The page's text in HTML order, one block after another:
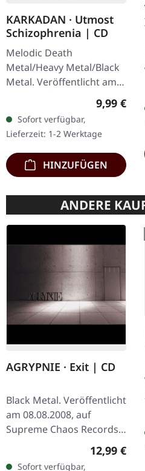
KARKADAN · Utmost
Schizophrenia | CD
Melodic Death
Metal/Heavy Metal/Black
Metal. Veröffentlicht am
08.03.2004, auf Supreme
Chaos Records. CD im
Jewelcase mit 16-seitigem
Booklet.…
Regulärer
9,99 €
Sofort verfügbar,
Lieferzeit: 1-2 Werktage
HINZUFÜGEN
ANDERE
AGRYPNIE · Exit | CD
Black Metal. Veröffentlicht
am 08.08.2008, auf
Supreme Chaos Records.
CD im Jewelcase mit 12-
seitigem Booklet. Mit
Regulärer
12,99 €
Sofort verfügbar,